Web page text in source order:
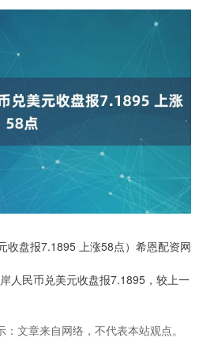
收盘报7.1895 上涨58点）希恩配资网
人民币兑美元收盘报7.1895，较上一
：文章来自网络，不代表本站观点。